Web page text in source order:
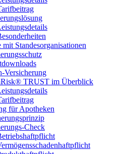
Standesorganisationen
Versicherung
TRUST im Überblick
für Apotheken
Check